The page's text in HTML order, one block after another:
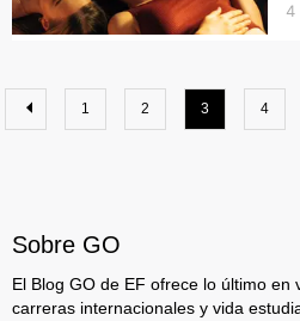
4
1 2 3 4
Sobre GO
El Blog GO de EF ofrece lo último en
carreras internacionales y vida